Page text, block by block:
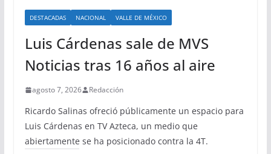
DESTACADAS NACIONAL VALLE DE MÉXICO
Luis Cárdenas sale de MVS
Noticias tras 16 años al aire
agosto 7, 2026 Redacción
Ricardo Salinas ofreció públicamente un espacio para
Luis Cárdenas en TV Azteca, un medio que
abiertamente se ha posicionado contra la 4T.